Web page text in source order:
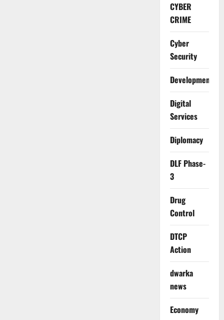
CYBER
CRIME
Cyber
Security
Development
Digital
Services
Diplomacy
DLF Phase-
3
Drug
Control
DTCP
Action
dwarka
news
Economy